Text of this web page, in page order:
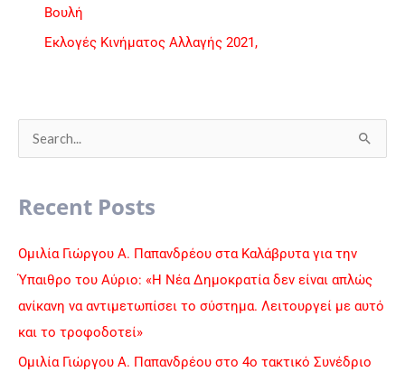
Βουλή
Εκλογές Κινήματος Αλλαγής 2021,
c
h
f
o
Recent Posts
Ομιλία Γιώργου Α. Παπανδρέου στα Καλάβρυτα για την
Ύπαιθρο του Αύριο: «Η Νέα Δημοκρατία δεν είναι απλώς
ανίκανη να αντιμετωπίσει το σύστημα. Λειτουργεί με αυτό
και το τροφοδοτεί»
Ομιλία Γιώργου Α. Παπανδρέου στο 4ο τακτικό Συνέδριο